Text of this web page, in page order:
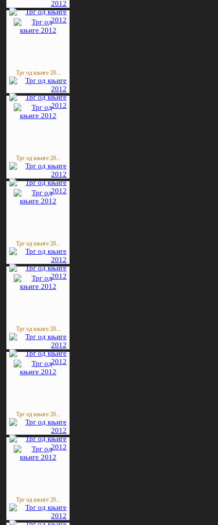
Трг од књиге 20...
Трг од књиге 20...
Трг од књиге 20...
Трг од књиге 20...
Трг од књиге 20...
Трг од књиге 20...